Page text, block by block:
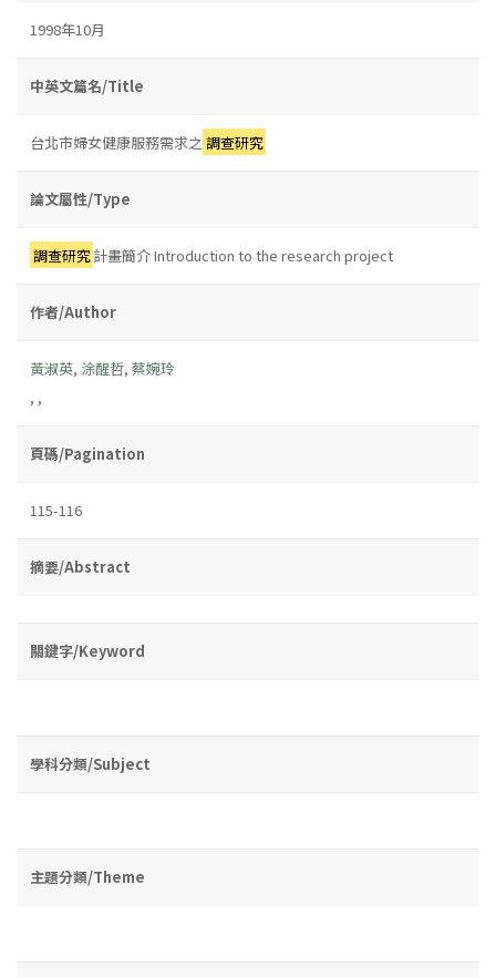
1998年10月
中英文篇名/Title
台北市婦女健康服務需求之 調查研究
論文屬性/Type
調查研究計畫簡介 Introduction to the research project
作者/Author
黃淑英, 涂醒哲, 蔡婉玲
, ,
頁碼/Pagination
115-116
摘要/Abstract
關鍵字/Keyword
學科分類/Subject
主題分類/Theme